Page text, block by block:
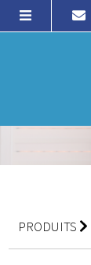
PRODUITS